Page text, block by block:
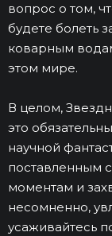
вопрос о том,
будете болеть
коварным
этом мире.
В целом,
это
научной
поставленным
моментам и
несомненно,
усаживайтесь